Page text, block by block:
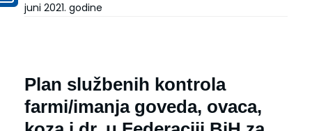
juni 2021. godine
Plan službenih kontrola
farmi/imanja goveda, ovaca,